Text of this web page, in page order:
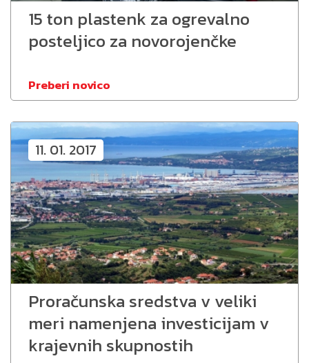
15 ton plastenk za ogrevalno
posteljico za novorojenčke
Preberi novico
11. 01. 2017
Proračunska sredstva v veliki
meri namenjena investicijam v
krajevnih skupnostih